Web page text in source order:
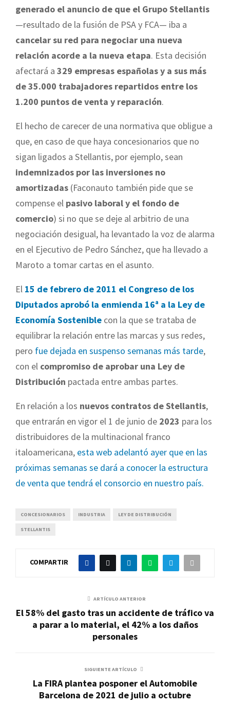
generado el anuncio de que el Grupo Stellantis
—resultado de la fusión de PSA y FCA— iba a
cancelar su red para negociar una nueva
relación acorde a la nueva etapa. Esta decisión
afectará a 329 empresas españolas y a sus más
de 35.000 trabajadores repartidos entre los
1.200 puntos de venta y reparación.
El hecho de carecer de una normativa que obligue a
que, en caso de que haya concesionarios que no
sigan ligados a Stellantis, por ejemplo, sean
indemnizados por las inversiones no
amortizadas (Faconauto también pide que se
compense el pasivo laboral y el fondo de
comercio) si no que se deje al arbitrio de una
negociación desigual, ha levantado la voz de alarma
en el Ejecutivo de Pedro Sánchez, que ha llevado a
Maroto a tomar cartas en el asunto.
El 15 de febrero de 2011 el Congreso de los
Diputados aprobó la enmienda 16ª a la Ley de
Economía Sostenible con la que se trataba de
equilibrar la relación entre las marcas y sus redes,
pero fue dejada en suspenso semanas más tarde,
con el compromiso de aprobar una Ley de
Distribución pactada entre ambas partes.
En relación a los nuevos contratos de Stellantis,
que entrarán en vigor el 1 de junio de 2023 para los
distribuidores de la multinacional franco
italoamericana, esta web adelantó ayer que en las
próximas semanas se dará a conocer la estructura
de venta que tendrá el consorcio en nuestro país.
CONCESIONARIOS INDUSTRIA LEY DE DISTRIBUCIÓN
STELLANTIS
COMPARTIR
ARTÍCULO ANTERIOR
El 58% del gasto tras un accidente de tráfico va
a parar a lo material, el 42% a los daños
personales
SIGUIENTE ARTÍCULO
La FIRA plantea posponer el Automobile
Barcelona de 2021 de julio a octubre